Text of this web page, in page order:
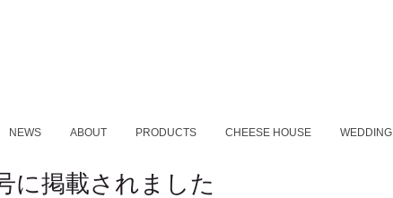
NEWS ABOUT PRODUCTS CHEESE HOUSE WEDDING
に掲載されました